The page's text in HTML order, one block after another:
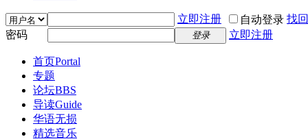
立即注册 自动登录 找
密码
登录 立即注册
首页Portal
专题
论坛BBS
导读Guide
华语无损
精选音乐